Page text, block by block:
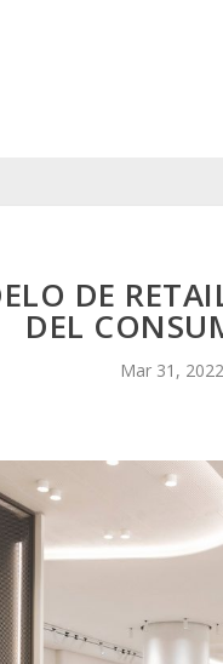
DE
DEL
Mar 31, 2022